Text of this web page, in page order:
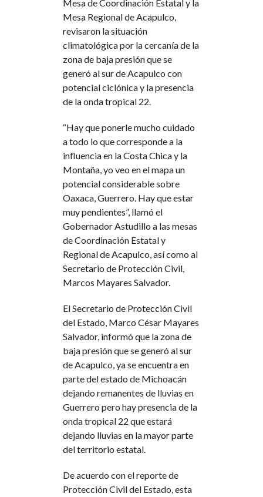
Mesa de Coordinación Estatal y la
Mesa Regional de Acapulco,
revisaron la situación
climatológica por la cercanía de la
zona de baja presión que se
generó al sur de Acapulco con
potencial ciclónica y la presencia
de la onda tropical 22.
“Hay que ponerle mucho cuidado
a todo lo que corresponde a la
influencia en la Costa Chica y la
Montaña, yo veo en el mapa un
potencial considerable sobre
Oaxaca, Guerrero. Hay que estar
muy pendientes”, llamó el
Gobernador Astudillo a las mesas
de Coordinación Estatal y
Regional de Acapulco, así como al
Secretario de Protección Civil,
Marcos Mayares Salvador.
El Secretario de Protección Civil
del Estado, Marco César Mayares
Salvador, informó que la zona de
baja presión que se generó al sur
de Acapulco, ya se encuentra en
parte del estado de Michoacán
dejando remanentes de lluvias en
Guerrero pero hay presencia de la
onda tropical 22 que estará
dejando lluvias en la mayor parte
del territorio estatal.
De acuerdo con el reporte de
Protección Civil del Estado, esta